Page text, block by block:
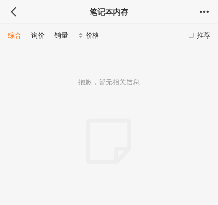
笔记本内存
推荐
综合 询价 销量 价格
抱歉，暂无相关信息